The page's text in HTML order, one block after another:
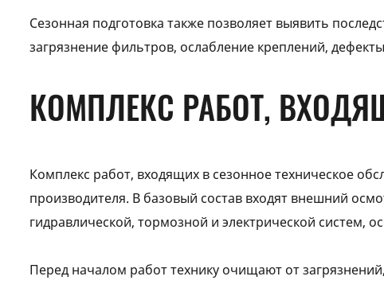
Сезонная подготовка также позволяет выявить
загрязнение фильтров, ослабление креплений,
КОМПЛЕКС РАБОТ,
Комплекс работ, входящих в сезонное техническое
производителя. В базовый состав входят внешний
гидравлической, тормозной и электрической систем,
Перед началом работ технику очищают от